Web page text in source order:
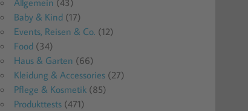
Baby & Kind (17)
Events, Reisen & Co. (12)
Food (34)
Haus & Garten (66)
Kleidung & Accessories (27)
Pflege & Kosmetik (85)
Produkttests (471)